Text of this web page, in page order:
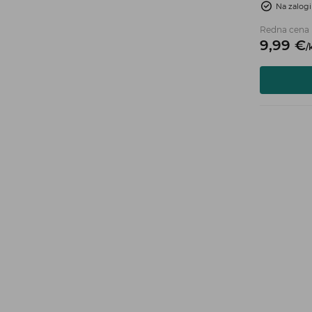
Barronovi
zlasti pekoč
Na zalogi
Redna cena
9,99 €/